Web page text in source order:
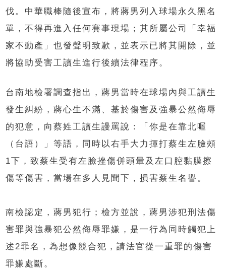
伐。中華職棒隨後宣布，將蔣男列入球場永久黑名
單，不得再進入任何賽事現場；其所屬公司「幸福
家不動產」也發聲明致歉，並表示已將其開除，並
將協助受害工讀生進行後續法律程序。
台南地檢署調查指出，蔣男當時在球場內與工讀生
發生糾紛，蔣心生不滿、基於傷害及強暴公然侮辱
的犯意，向蔡姓工讀生謾罵說：「你是在靠北喔
（台語）」等語，同時以右手大力揮打蔡生左臉頰
1下，致蔡生受有左臉挫傷併頭暈及左口腔黏膜擦
傷等傷害，當場在多人見聞下，損害蔡生名譽。
南檢認定，蔣男犯行；檢方並說，蔣男涉犯刑法傷
害罪與強暴犯公然侮辱罪嫌，是一行為同時觸犯上
述2罪名，為想像競合犯，請法官從一重罪的傷害
罪嫌處斷。